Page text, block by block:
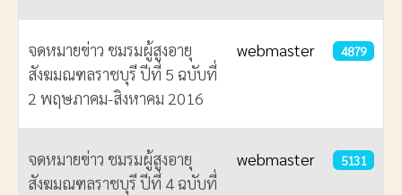
จดหมายข่าว ชมรมผู้สูงอายุ
สังฆมณฑลราชบุรี ปีที่ 5 ฉบับที่
2 พฤษภาคม-สิงหาคม 2016
webmaster 4879
จดหมายข่าว ชมรมผู้สูงอายุ
สังฆมณฑลราชบุรี ปีที่ 4 ฉบับที่
webmaster 5131